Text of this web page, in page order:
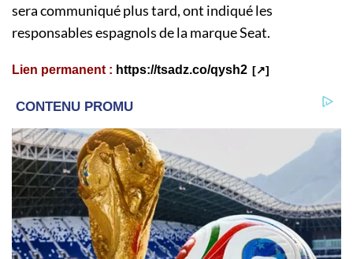
sera communiqué plus tard, ont indiqué les
responsables espagnols de la marque Seat.
Lien permanent : https://tsadz.co/qysh2